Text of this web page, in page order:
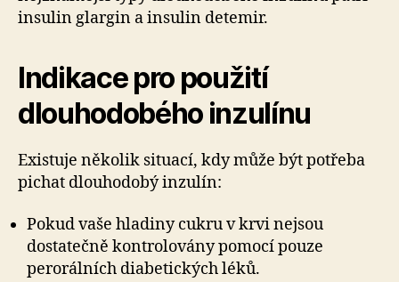
insulin glargin a insulin detemir.
Indikace pro použití
dlouhodobého inzulínu
Existuje několik situací, kdy může být potřeba
pichat dlouhodobý inzulín:
Pokud vaše hladiny cukru v krvi nejsou
dostatečně kontrolovány pomocí pouze
perorálních diabetických léků.